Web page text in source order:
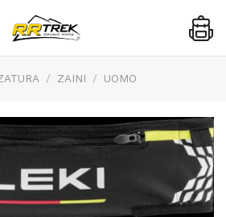
/ ZAINI / UOMO